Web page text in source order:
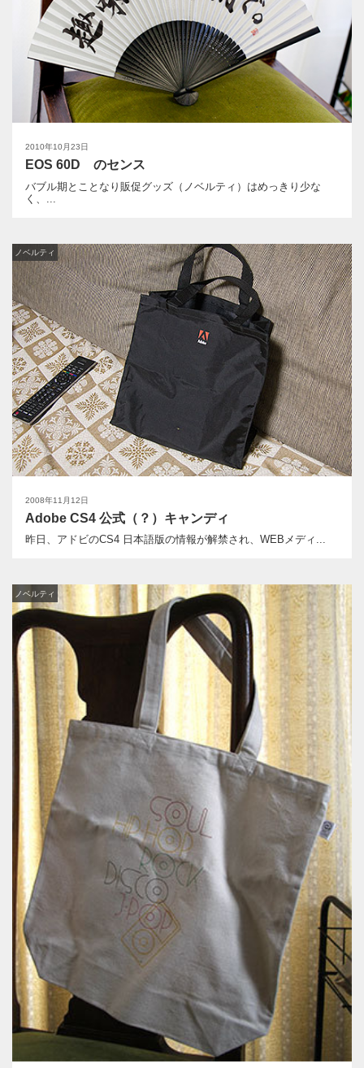
2010年10月23日
EOS 60D のセンス
バブル期とことなり販促グッズ（ノベルティ）はめっきり少な
く、...
2008年11月12日
ノベルティ
Adobe CS4 公式（？）キャンディ
昨日、アドビのCS4 日本語版の情報が解禁され、WEBメディ...
ノベルティ